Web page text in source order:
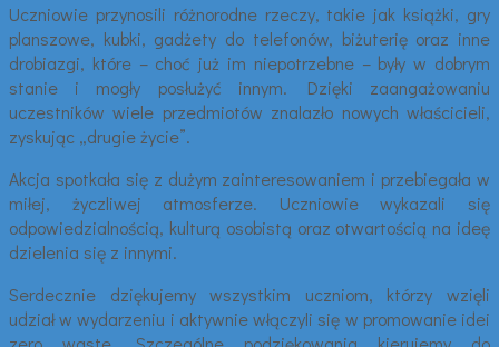
Uczniowie przynosili różnorodne rzeczy, takie jak książki, gry
planszowe, kubki, gadżety do telefonów, biżuterię oraz inne
drobiazgi, które – choć już im niepotrzebne – były w dobrym
stanie i mogły posłużyć innym. Dzięki zaangażowaniu
uczestników wiele przedmiotów znalazło nowych właścicieli,
zyskując „drugie życie”.
Akcja spotkała się z dużym zainteresowaniem i przebiegała w
miłej, życzliwej atmosferze. Uczniowie wykazali się
odpowiedzialnością, kulturą osobistą oraz otwartością na ideę
dzielenia się z innymi.
Serdecznie dziękujemy wszystkim uczniom, którzy wzięli
udział w wydarzeniu i aktywnie włączyli się w promowanie idei